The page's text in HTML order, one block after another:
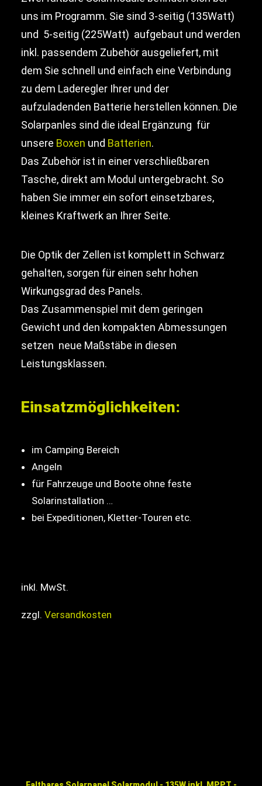
Search
Cart
uns im Programm. Sie sind 3-seitig (135Watt)
und 5-seitig (225Watt) aufgebaut und werden
inkl. passendem Zubehör ausgeliefert, mit
dem Sie schnell und einfach eine Verbindung
zu dem Laderegler Ihrer und der
aufzuladenden Batterie herstellen können. Die
Solarpanles sind die ideal Ergänzung für
unsere Boxen und Batterien.
Das Zubehör ist in einer verschließbaren
Tasche, direkt am Modul untergebracht. So
haben Sie immer ein sofort einsetzbares,
kleines Kraftwerk an Ihrer Seite.
Die Optik der Zellen ist komplett in Schwarz
gehalten, sorgen für einen sehr hohen
Wirkungsgrad des Panels.
Das Zusammenspiel mit dem geringen
Gewicht und den kompakten Abmessungen
setzen neue Maßstäbe in diesen
Leistungsklassen.
Einsatzmöglichkeiten:
im Camping Bereich
Angeln
für Fahrzeuge und Boote ohne feste
Solarinstallation …
bei Expeditionen, Kletter-Touren etc.
inkl. MwSt.
zzgl. Versandkosten